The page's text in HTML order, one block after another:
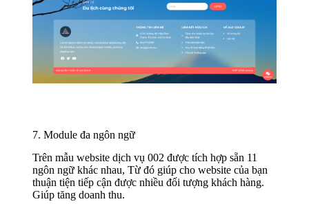
7. Module đa ngôn ngữ
Trên mẫu website dịch vụ 002 được tích hợp sẵn 11
ngôn ngữ khác nhau, Từ đó giúp cho website của bạn
thuận tiện tiếp cận được nhiều đối tượng khách hàng.
Giúp tăng doanh thu.